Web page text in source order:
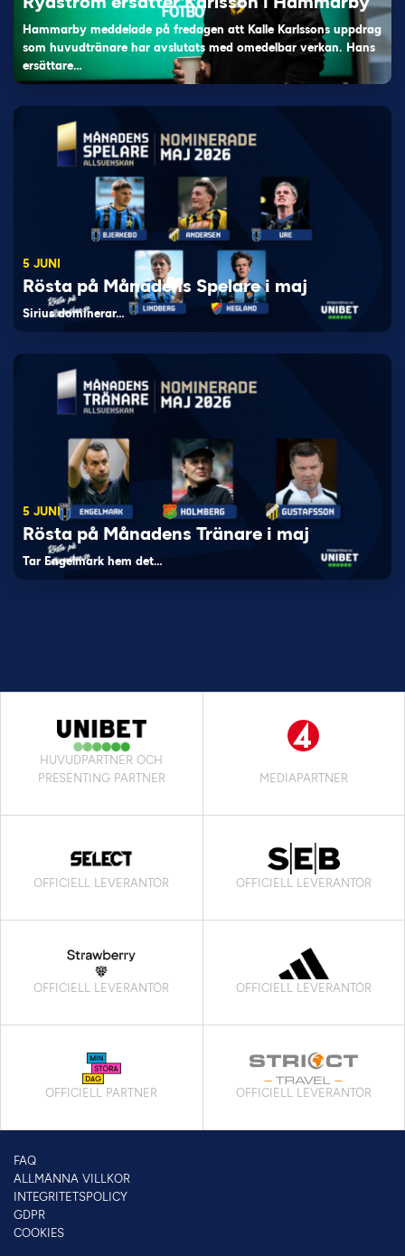
Hammarby meddelade på fredagen att Kalle Karlssons uppdrag
som huvudtränare har avslutats med omedelbar verkan. Hans
ersättare…
5 JUNI
Rösta på Månadens Spelare i maj
Sirius dominerar…
5 JUNI
Rösta på Månadens Tränare i maj
Tar Engelmark hem det…
HUVUDPARTNER OCH
PRESENTING PARTNER
MEDIAPARTNER
OFFICIELL LEVERANTÖR OFFICIELL LEVERANTÖR
OFFICIELL LEVERANTÖR OFFICIELL LEVERANTÖR
OFFICIELL PARTNER OFFICIELL LEVERANTÖR
FAQ
ALLMÄNNA VILLKOR
INTEGRITETSPOLICY
GDPR
COOKIES